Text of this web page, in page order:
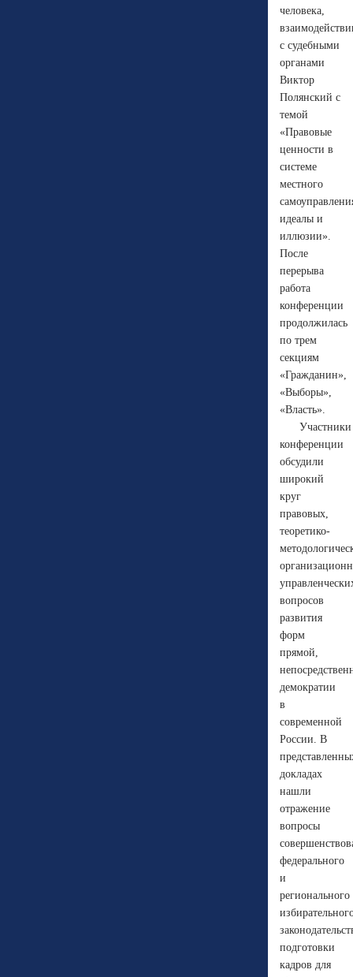
человека,
с судебными
органами
Виктор
Полянский с
темой
«Правовые
ценности в
системе
местного
идеалы и
иллюзии».
После
перерыва
работа
конференции
продолжилась
по трем
секциям
«Гражданин»,
«Выборы»,
«Власть».
Участники
конференции
обсудили
широкий
круг
правовых,
теоретико-
вопросов
развития
форм
прямой,
демократии
в
современной
России. В
докладах
нашли
отражение
вопросы
федерального
и
регионального
подготовки
кадров для